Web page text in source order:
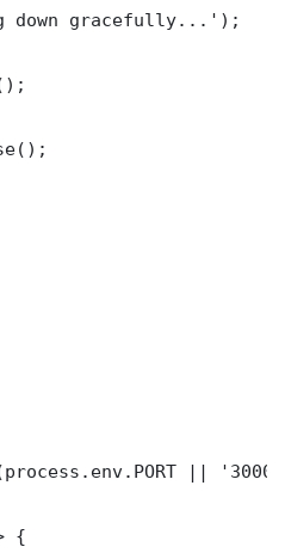
down gracefully...');
||
{